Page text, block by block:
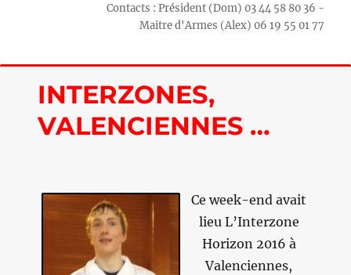
Contacts : Président (Dom) 03 44 58 80 36 -
Maitre d'Armes (Alex) 06 19 55 01 77
INTERZONES,
VALENCIENNES …
Ce week-end avait
lieu L’Interzone
Horizon 2016 à
Valenciennes,